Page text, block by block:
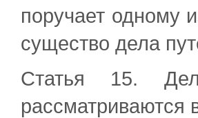
поручает одному
существо дела
Статья 15.
рассматриваются